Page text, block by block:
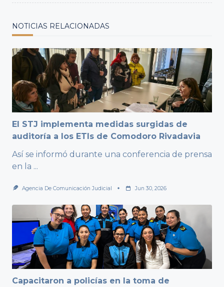
NOTICIAS RELACIONADAS
El STJ implementa medidas surgidas de
auditoría a los ETIs de Comodoro Rivadavia
Así se informó durante una conferencia de prensa
en la ...
Agencia De Comunicación Judicial Jun 30, 2026
Capacitaron a policías en la toma de